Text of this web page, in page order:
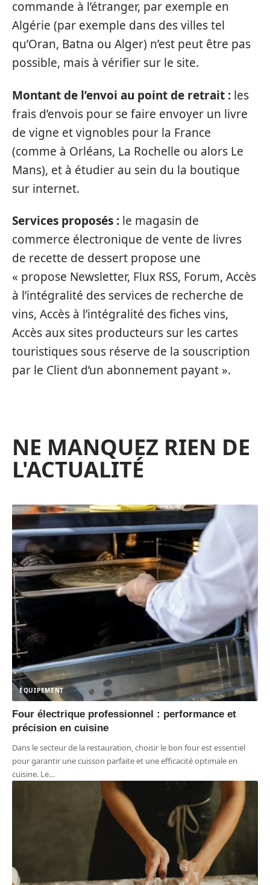
commande à l’étranger, par exemple en
Algérie (par exemple dans des villes tel
qu’Oran, Batna ou Alger) n’est peut être pas
possible, mais à vérifier sur le site.
Montant de l’envoi au point de retrait : les
frais d’envois pour se faire envoyer un livre
de vigne et vignobles pour la France
(comme à Orléans, La Rochelle ou alors Le
Mans), et à étudier au sein du la boutique
sur internet.
Services proposés : le magasin de
commerce électronique de vente de livres
de recette de dessert propose une
« propose Newsletter, Flux RSS, Forum, Accès
à l’intégralité des services de recherche de
vins, Accès à l’intégralité des fiches vins,
Accès aux sites producteurs sur les cartes
touristiques sous réserve de la souscription
par le Client d’un abonnement payant ».
NE MANQUEZ RIEN DE
L'ACTUALITÉ
ÉQUIPEMENT
Four électrique professionnel : performance et
précision en cuisine
Dans le secteur de la restauration, choisir le bon four est essentiel
pour garantir une cuisson parfaite et une efficacité optimale en
cuisine. Le…